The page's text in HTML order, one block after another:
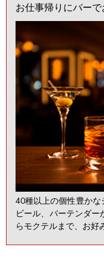
お仕事帰りにバー
40種以上の個性豊か
ビール、バーテンダ
らモクテルまで、お好